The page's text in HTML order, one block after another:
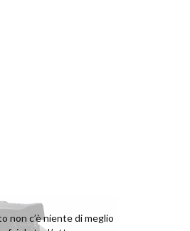
non c’è niente di meglio